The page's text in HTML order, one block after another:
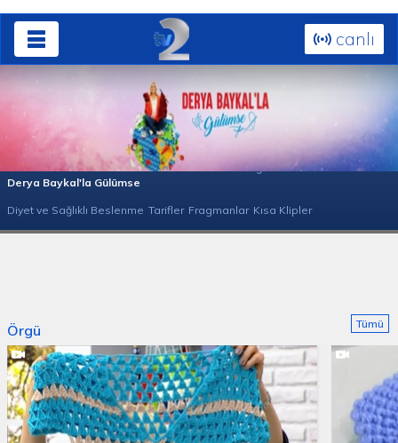
canlı
Derya Baykal'la Gülümse
Bölümler 2020 Bölümler 2019 Bölümler 2017 Sağlıkla Gülümse
Diyet ve Sağlıklı Beslenme Tarifler Fragmanlar Kısa Klipler
Örgü Tümü